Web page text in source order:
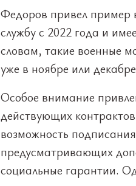
Федоров привел пример
службу с 2022 года и
словам, такие военные
уже в ноябре или
Особое внимание
действующих
возможность
предусматривающих
социальные гарантии.